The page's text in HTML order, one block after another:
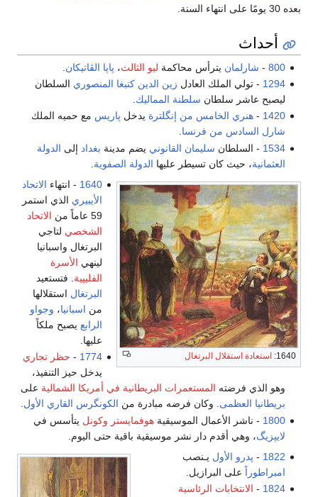
بعده 30 يومًا على انتهاء السنة.
أحداث
800
- شارلمان يترأس محاكمة ليو الثالث، پاپا الڤاتيكان
1294 - تولي الملك العادل زين الدين كتبغا المنصوري السلطان
ليصبح عاشر سلطان سلطنة المماليك
1420
-هنري الخامس من إنگلترة يدخل پاريس مع حميه الملك
شارل السادس من فرنسا.
1534 - السلطان سليمان القانوني يضم مدينة بغداد إلى الدولة
العثمانية، حيث كان تسيطر عليها الدولة الصفوية
1640: استعادة استقلال البرتغال
1640 - انتهاء الاتحاد
الأيبيري الذي استمر
59 عاماً من
الاتحاد
الشخصي لتاجي
البرتغال واسبانيا
لينهي الأسرة
الفليپية . فتستعيد
البرتغال استقلالها
من اسبانيا، وجواو
الرابع يصبح ملكاً
عليها.
1774
- حظر تجاري
يدخل حيز التنفيذ،
وهو الذي فرضته المستعمرات البريطانية في أمريكا الشمالية على
بريطانيا العظمى . وكان فرضه مبادرة من الكونگرس القاري الأول
1800 - ناشر الأعمال الموسيقيةهوفمايستر وكونل يتأسس في
لايپزيگ، وهي أقدم دار نشر موسيقية باقية حتى اليوم.
1822
- پدرو الأول يـنصب
امبراطوراًعلى البرازيل.
1824
- الانتخابات الرئاسية